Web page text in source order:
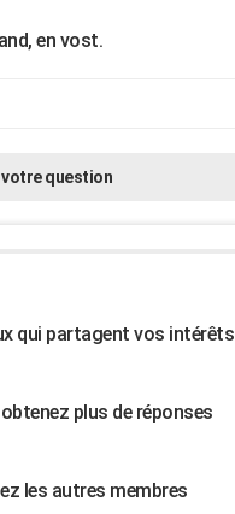
en vost.
votre question
qui partagent vos intérêts
plus de réponses
les autres membres